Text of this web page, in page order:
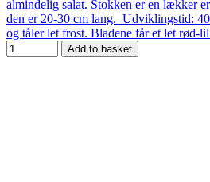
almindelig salat. Stokken er en lækker
den er 20-30 cm lang. Udviklingstid:
og tåler let frost. Bladene får et let rød-
Add to basket